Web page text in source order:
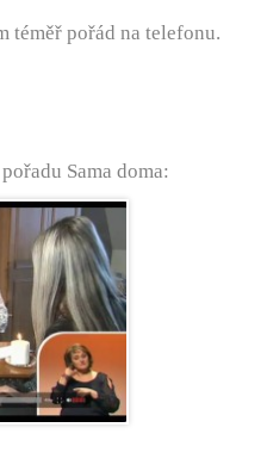
téměř pořád na telefonu.
Sama doma: